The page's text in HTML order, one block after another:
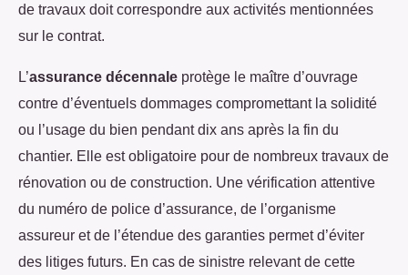
de travaux doit correspondre aux activités mentionnées
sur le contrat.
L’assurance décennale protège le maître d’ouvrage
contre d’éventuels dommages compromettant la solidité
ou l’usage du bien pendant dix ans après la fin du
chantier. Elle est obligatoire pour de nombreux travaux de
rénovation ou de construction. Une vérification attentive
du numéro de police d’assurance, de l’organisme
assureur et de l’étendue des garanties permet d’éviter
des litiges futurs. En cas de sinistre relevant de cette